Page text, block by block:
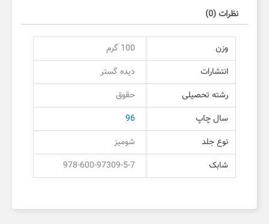
نظرات (0)
وزن
100 گرم
انتشارات
دیده گستر
رشته تحصیلی
حقوق
سال چاپ
96
نوع جلد
شومیز
شابک
978-600-97309-5-7